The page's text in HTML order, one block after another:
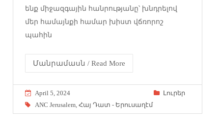
ենք միջազգային հանրությանը՝ խնդրելով
մեր համայնքի համար խիստ վճռորոշ
պահին
Մանրամասն / Read More
April 5, 2024
Լուրեր
ANC Jerusalem,Հայ Դատ - Երուսաղէմ